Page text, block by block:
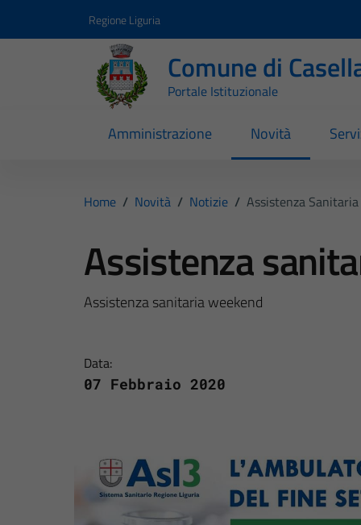
Regione Liguria
Comune di
Portale Istituzionale
Amministrazione Novità
Home / Novità / Notizie / Assistenza
Assistenza
Assistenza sanitaria weekend
Data:
07 Febbraio 2020